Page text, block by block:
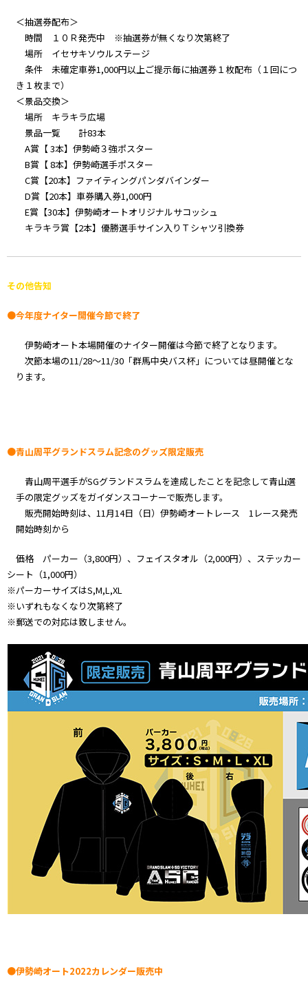
＜抽選券配布＞
時間 １０Ｒ発売中 ※抽選券が無くなり次第終了
場所 イセサキソウルステージ
条件 未確定車券1,000円以上ご提示毎に抽選券１枚配布（１回につ
き１枚まで）
＜景品交換＞
場所 キラキラ広場
景品一覧 計83本
A賞【 3本】伊勢崎３強ポスター
B賞【 8本】伊勢崎選手ポスター
C賞【20本】ファイティングパンダバインダー
D賞【20本】車券購入券1,000円
E賞【30本】伊勢崎オートオリジナルサコッシュ
キラキラ賞【2本】優勝選手サイン入りＴシャツ引換券
その他告知
●今年度ナイター開催今節で終了
伊勢崎オート本場開催のナイター開催は今節で終了となります。
次節本場の11/28～11/30「群馬中央バス杯」については昼開催とな
ります。
●青山周平グランドスラム記念のグッズ限定販売
青山周平選手がSGグランドスラムを達成したことを記念して青山選
手の限定グッズをガイダンスコーナーで販売します。
販売開始時刻は、11月14日（日）伊勢崎オートレース 1レース発売
開始時刻から
価格 パーカー（3,800円）、フェイスタオル（2,000円）、ステッカー
シート（1,000円）
※パーカーサイズはS,M,L,XL
※いずれもなくなり次第終了
※郵送での対応は致しません。
●伊勢崎オート2022カレンダー販売中